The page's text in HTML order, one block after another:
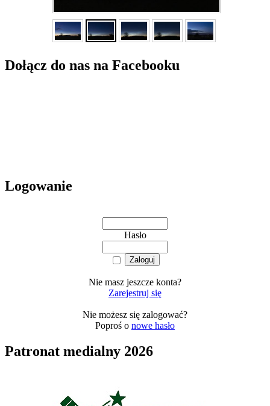
Dołącz do nas na Facebooku
Logowanie
Hasło
Nie masz jeszcze konta?
Zarejestruj się
Nie możesz się zalogować?
Poproś o nowe hasło
Patronat medialny 2026